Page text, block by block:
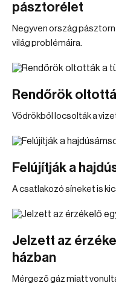
pásztorélet
Negyven ország
világ problémáira.
Rendőrök
Vödrökből locsolták a
Felújítják a
A csatlakozó síneket is
Jelzett az
házban
Mérgező gáz miatt